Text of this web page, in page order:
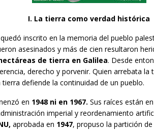
I. La tierra como verdad histórica
inscrito en la memoria del pueblo
asesinados y más de cien resultaron
de tierra en Galilea. Desde
derecho y porvenir. Quien arrebata la
defiende la continuidad de un pueblo.
en 1948 ni en 1967. Sus raíces están
imperial y reordenamiento
aprobada en 1947, propuso la partición de